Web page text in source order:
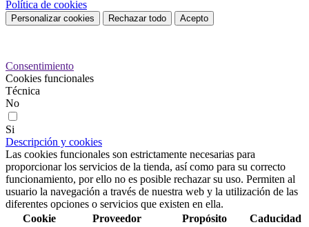
Política de cookies
Personalizar cookies Rechazar todo Acepto
Consentimiento
Cookies funcionales
Técnica
No
Si
Descripción y cookies
Las cookies funcionales son estrictamente necesarias para
proporcionar los servicios de la tienda, así como para su correcto
funcionamiento, por ello no es posible rechazar su uso. Permiten al
usuario la navegación a través de nuestra web y la utilización de las
diferentes opciones o servicios que existen en ella.
Cookie
Proveedor Propósito Caducidad